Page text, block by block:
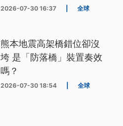
2026-07-30 16:37 全球
熊本地震高架橋錯位卻沒
垮 是「防落橋」裝置奏效
嗎？
2026-07-30 18:54 全球